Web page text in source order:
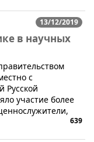
13/12/2019
в научных
с
Русской
участие более
639